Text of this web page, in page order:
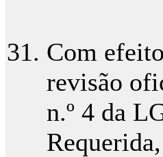
Com
revisão
n.º 4 da